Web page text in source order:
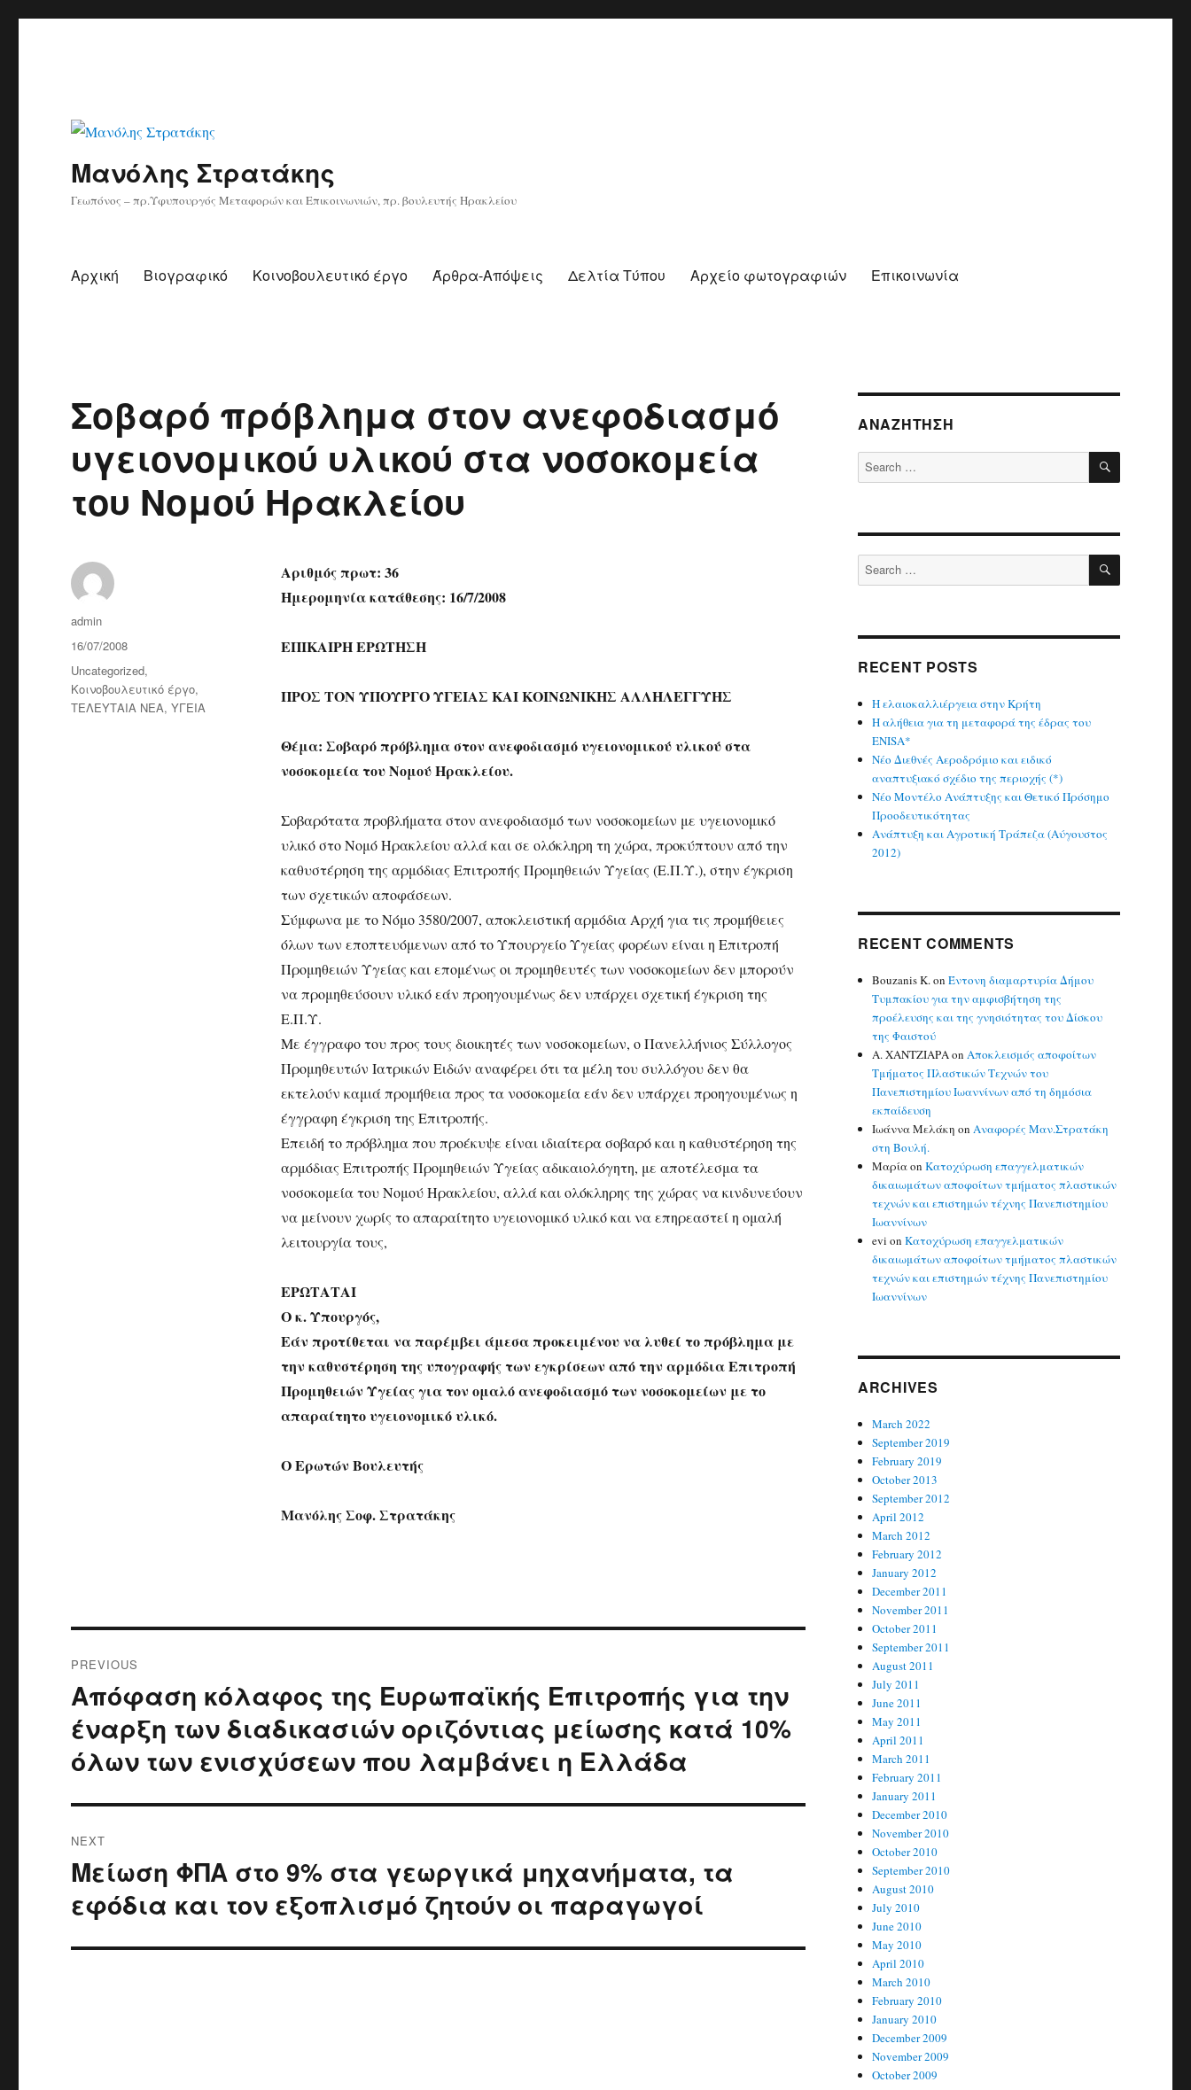
Μανόλης Στρατάκης
Γεωπόνος – πρ.Υφυπουργός Μεταφορών και Επικοινωνιών, πρ. βουλευτής Ηρακλείου
Αρχική Βιογραφικό Κοινοβουλευτικό έργο Άρθρα-Απόψεις Δελτία Τύπου Αρχείο φωτογραφιών Επικοινωνία
Σοβαρό πρόβλημα στον ανεφοδιασμό
υγειονομικού υλικού στα νοσοκομεία
του Νομού Ηρακλείου
Αριθμός πρωτ: 36
Ημερομηνία κατάθεσης: 16/7/2008
ΕΠΙΚΑΙΡΗ ΕΡΩΤΗΣΗ
ΠΡΟΣ ΤΟΝ ΥΠΟΥΡΓΟ ΥΓΕΙΑΣ ΚΑΙ ΚΟΙΝΩΝΙΚΗΣ ΑΛΛΗΛΕΓΓΥΗΣ
Θέμα: Σοβαρό πρόβλημα στον ανεφοδιασμό υγειονομικού υλικού στα
νοσοκομεία του Νομού Ηρακλείου.
Σοβαρότατα προβλήματα στον ανεφοδιασμό των νοσοκομείων με υγειονομικό
υλικό στο Νομό Ηρακλείου αλλά και σε ολόκληρη τη χώρα, προκύπτουν από την
καθυστέρηση της αρμόδιας Επιτροπής Προμηθειών Υγείας (Ε.Π.Υ.), στην έγκριση
των σχετικών αποφάσεων.
Σύμφωνα με το Νόμο 3580/2007, αποκλειστική αρμόδια Αρχή για τις προμήθειες
όλων των εποπτευόμενων από το Υπουργείο Υγείας φορέων είναι η Επιτροπή
Προμηθειών Υγείας και επομένως οι προμηθευτές των νοσοκομείων δεν μπορούν
να προμηθεύσουν υλικό εάν προηγουμένως δεν υπάρχει σχετική έγκριση της
Ε.Π.Υ.
Με έγγραφο του προς τους διοικητές των νοσοκομείων, ο Πανελλήνιος Σύλλογος
Προμηθευτών Ιατρικών Ειδών αναφέρει ότι τα μέλη του συλλόγου δεν θα
εκτελούν καμιά προμήθεια προς τα νοσοκομεία εάν δεν υπάρχει προηγουμένως η
έγγραφη έγκριση της Επιτροπής.
Επειδή το πρόβλημα που προέκυψε είναι ιδιαίτερα σοβαρό και η καθυστέρηση της
αρμόδιας Επιτροπής Προμηθειών Υγείας αδικαιολόγητη, με αποτέλεσμα τα
νοσοκομεία του Νομού Ηρακλείου, αλλά και ολόκληρης της χώρας να κινδυνεύουν
να μείνουν χωρίς το απαραίτητο υγειονομικό υλικό και να επηρεαστεί η ομαλή
λειτουργία τους,
ΕΡΩΤΑΤΑΙ
Ο κ. Υπουργός,
Εάν προτίθεται να παρέμβει άμεσα προκειμένου να λυθεί το πρόβλημα με
την καθυστέρηση της υπογραφής των εγκρίσεων από την αρμόδια Επιτροπή
Προμηθειών Υγείας για τον ομαλό ανεφοδιασμό των νοσοκομείων με το
απαραίτητο υγειονομικό υλικό.
Ο Ερωτών Βουλευτής
Μανόλης Σοφ. Στρατάκης
Author
admin
Posted
on
16/07/2008
Categories
Uncategorized,
Κοινοβουλευτικό έργο,
ΤΕΛΕΥΤΑΙΑ ΝΕΑ,ΥΓΕΙΑ
navigation
PREVIOUS
Previous
post:
Απόφαση κόλαφος της Ευρωπαϊκής Επιτροπής για την
έναρξη των διαδικασιών οριζόντιας μείωσης κατά 10%
όλων των ενισχύσεων που λαμβάνει η Ελλάδα
NEXT
Next
Μείωση ΦΠΑ στο 9% στα γεωργικά μηχανήματα, τα
εφόδια και τον εξοπλισμό ζητούν οι παραγωγοί
ΑΝΑΖΉΤΗΣΗ
Search
for:
SEARCH
Search
for:
SEARCH
RECENT POSTS
Η ελαιοκαλλιέργεια στην Κρήτη
Η αλήθεια για τη μεταφορά της έδρας του
ENISA*
Νέο Διεθνές Αεροδρόμιο και ειδικό
αναπτυξιακό σχέδιο της περιοχής (*)
Νέο Μοντέλο Ανάπτυξης και Θετικό Πρόσημο
Προοδευτικότητας
Ανάπτυξη και Αγροτική Τράπεζα (Αύγουστος
2012)
RECENT COMMENTS
Bouzanis K.onΈντονη διαμαρτυρία Δήμου
Τυμπακίου για την αμφισβήτηση της
προέλευσης και της γνησιότητας του Δίσκου
της Φαιστού
Α. ΧΑΝΤΖΙΑΡΑonΑποκλεισμός αποφοίτων
Τμήματος Πλαστικών Τεχνών του
Πανεπιστημίου Ιωαννίνων από τη δημόσια
εκπαίδευση
Ιωάννα Μελάκη onΑναφορές Μαν.Στρατάκη
στη Βουλή.
ΜαρίαonΚατοχύρωση επαγγελματικών
δικαιωμάτων αποφοίτων τμήματος πλαστικών
τεχνών και επιστημών τέχνης Πανεπιστημίου
Ιωαννίνων
evi onΚατοχύρωση επαγγελματικών
δικαιωμάτων αποφοίτων τμήματος πλαστικών
τεχνών και επιστημών τέχνης Πανεπιστημίου
Ιωαννίνων
ARCHIVES
March 2022
September 2019
February 2019
October 2013
September 2012
April 2012
March 2012
February 2012
January 2012
December 2011
November 2011
October 2011
September 2011
August 2011
July 2011
June 2011
May 2011
April 2011
March 2011
February 2011
January 2011
December 2010
November 2010
October 2010
September 2010
August 2010
July 2010
June 2010
May 2010
April 2010
March 2010
February 2010
January 2010
December 2009
November 2009
October 2009